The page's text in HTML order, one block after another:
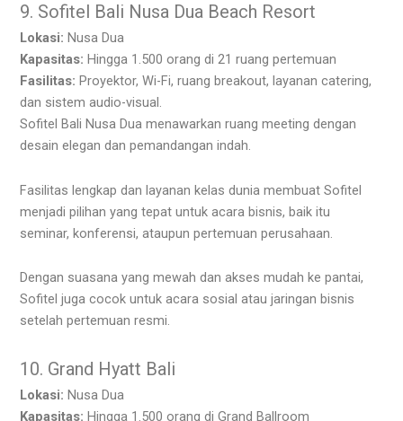
9. Sofitel Bali Nusa Dua Beach Resort
Lokasi: Nusa Dua
Kapasitas: Hingga 1.500 orang di 21 ruang pertemuan
Fasilitas: Proyektor, Wi-Fi, ruang breakout, layanan catering,
dan sistem audio-visual.
Sofitel Bali Nusa Dua menawarkan ruang meeting dengan
desain elegan dan pemandangan indah.
Fasilitas lengkap dan layanan kelas dunia membuat Sofitel
menjadi pilihan yang tepat untuk acara bisnis, baik itu
seminar, konferensi, ataupun pertemuan perusahaan.
Dengan suasana yang mewah dan akses mudah ke pantai,
Sofitel juga cocok untuk acara sosial atau jaringan bisnis
setelah pertemuan resmi.
10. Grand Hyatt Bali
Lokasi: Nusa Dua
Kapasitas: Hingga 1.500 orang di Grand Ballroom